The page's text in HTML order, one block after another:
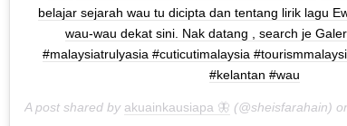
belajar sejarah wau tu dicipta dan tentang lirik lagu
wau-wau dekat sini. Nak datang , search je
#malaysiatrulyasia #cuticutimalaysia
#kelantan #wau
A post shared by akuainkausiapa 🦋 (@sheisfarahain)